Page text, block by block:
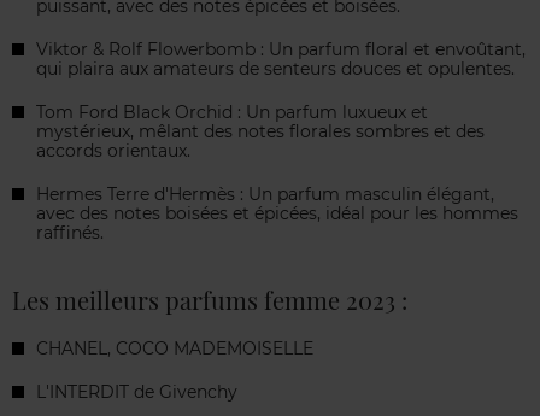
puissant, avec des notes épicées et boisées.
Viktor & Rolf Flowerbomb : Un parfum floral et envoûtant,
qui plaira aux amateurs de senteurs douces et opulentes.
Tom Ford Black Orchid : Un parfum luxueux et
mystérieux, mêlant des notes florales sombres et des
accords orientaux.
Hermes Terre d'Hermès : Un parfum masculin élégant,
avec des notes boisées et épicées, idéal pour les hommes
raffinés.
Les meilleurs parfums femme 2023 :
CHANEL, COCO MADEMOISELLE
L'INTERDIT de Givenchy